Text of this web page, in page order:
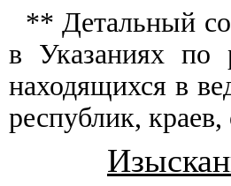
** Детальный
в Указаниях по
находящихся в ве
республик, краев,